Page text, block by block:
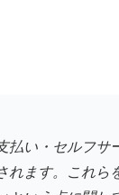
払い・セルフ
ます。これら